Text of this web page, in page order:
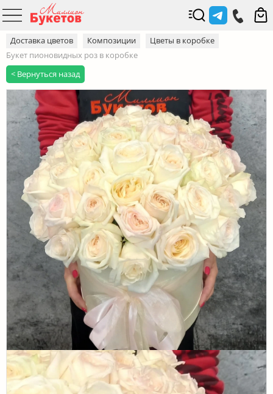
Доставка цветов Композиции
Цветы в коробке
Букет пионовидных роз в коробке
< Вернуться назад